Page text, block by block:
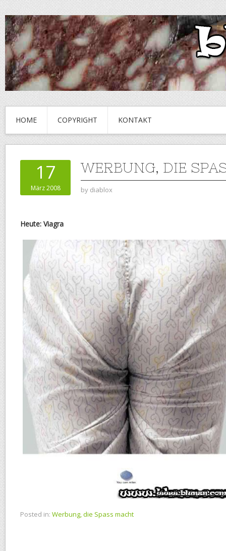
HOME COPYRIGHT KONTAKT
17
März 2008
WERBUNG, DIE
by diablox
Heute: Viagra
Posted in: Werbung, die Spass macht